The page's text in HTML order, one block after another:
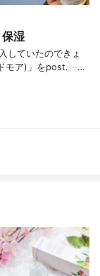
湿
していたのできょ
ドモア)」をpost.┈…